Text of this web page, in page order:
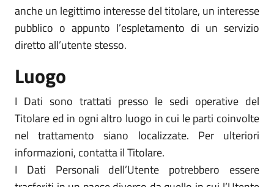
anche un legittimo interesse del titolare, un interesse
pubblico o appunto l’espletamento di un servizio
diretto all’utente stesso.
Luogo
I Dati sono trattati presso le sedi operative del
Titolare ed in ogni altro luogo in cui le parti coinvolte
nel trattamento siano localizzate. Per ulteriori
informazioni, contatta il Titolare.
I Dati Personali dell’Utente potrebbero essere